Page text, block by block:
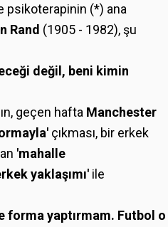
psikoterapinin (*) ana
Rand (1905 - 1982), şu
değil, beni kimin
geçen hafta Manchester
çıkması, bir erkek
'mahalle
yaklaşımı' ile
forma yaptırmam. Futbol o